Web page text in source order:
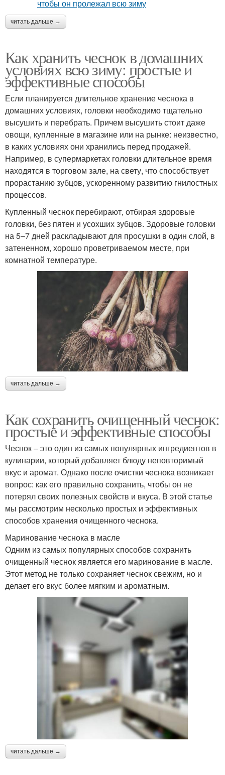
читать дальше →
Как хранить чеснок в домашних
условиях всю зиму: простые и
эффективные способы
Если планируется длительное хранение чеснока в
домашних условиях, головки необходимо тщательно
высушить и перебрать. Причем высушить стоит даже
овощи, купленные в магазине или на рынке: неизвестно,
в каких условиях они хранились перед продажей.
Например, в супермаркетах головки длительное время
находятся в торговом зале, на свету, что способствует
прорастанию зубцов, ускоренному развитию гнилостных
процессов.
Купленный чеснок перебирают, отбирая здоровые
головки, без пятен и усохших зубцов. Здоровые головки
на 5–7 дней раскладывают для просушки в один слой, в
затененном, хорошо проветриваемом месте, при
комнатной температуре.
читать дальше →
Как сохранить очищенный чеснок:
простые и эффективные способы
Чеснок – это один из самых популярных ингредиентов в
кулинарии, который добавляет блюду неповторимый
вкус и аромат. Однако после очистки чеснока возникает
вопрос: как его правильно сохранить, чтобы он не
потерял своих полезных свойств и вкуса. В этой статье
мы рассмотрим несколько простых и эффективных
способов хранения очищенного чеснока.
Маринование чеснока в масле
Одним из самых популярных способов сохранить
очищенный чеснок является его маринование в масле.
Этот метод не только сохраняет чеснок свежим, но и
делает его вкус более мягким и ароматным.
читать дальше →